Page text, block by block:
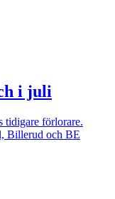
i juli
tidigare förlorare.
Billerud och BE